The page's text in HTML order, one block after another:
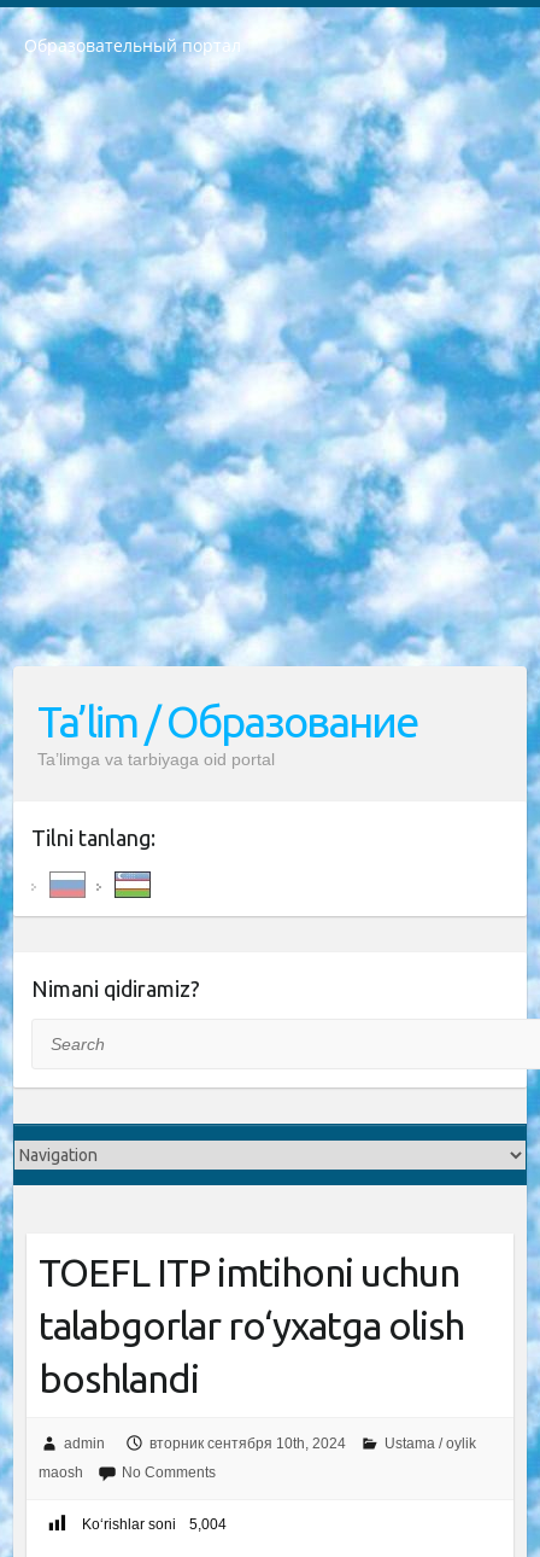
Образовательный портал
РЕСПУБЛИКА УЗБЕКИСТАН МИНИСТРЕРСТВО ДОШКОЛЬНОГО И ШКОЛЬНОГО ОБРАЗОВАНИЯ КОМАНДА в общеобразовательных учреждениях в 2023-2024 учебном году организация и проведение итоговой государственной аттестации обучающихся о Министра дошкольного и школьного образования Республики Узбекистан от 4 марта 2008 года (постановлением Минюста от 20 марта 2008 года № 1778 государственной регистрации) «Итоговое состояние учащихся общего среднего образования на основании положения об утверждении положения об аттестации общего среднего образования выпускной экзамен студентов в образовательных учреждениях в 2023-2024 учебном году В целях организации и прохождения аттестации приказываю: 1. Следующее: перечень предметов, по которым будет проводиться итоговая государственная аттестация и экзамен формы перевода согласно приложению 1; сертификаты международного образца, оценивающие уровень владения иностранными языками перечень согласно приложению 2; 2. Педагогический при специализированных образовательных учреждениях. научно-практический центр квалификации и международной оценки (Д.Давидова) 2024 г. До 25 марта: задания по предметам, по которым будет проводиться итоговая аттестация разработка и утверждение технических условий; итоговая аттестация на основании разработанного предметного задания разработка вопросов по предметам (устно и письменно), экзамен передача; общеобразовательные средние школы и специальные учебные заведения учащиеся выпускных классов школ и интернатов в агентской системе подготовка базы данных экзаменационных материалов и критериев оценки; перевод базы экзаменационных материалов на все языки обучения подать в Республиканский образовательный центр для изготовления; варианты экзаменов на основе разработанных контрольных материалов пусть будут поставлены задачи формирования. 3. Республиканский образовательный центр (Ш.Худайкулов) до 5 апреля 2024 года. до: база данных предоставленных экзаменационных материалов на все языки обучения перевод и экспертиза; для слепых, слабовидящих, глухих, слабослышащих и умственно отсталых детей учащиеся выпускных классов специализированных школ и школ-интернатов база данных экзаменационных материалов на всех преподаваемых языках подготовка критериев оценки; специализированные школы для умственно отсталых детей и технологии для учащихся выпускных классов школ-интернатов разработка соответствующих рекомендаций и критериев проведения ЕГЭ по естествознанию давать задания. 4. Педагогический при специализированных образовательных учреждениях. Научно-практический центр навыков и международной оценки (Д.Давидова), Республика образовательный центр (Худайкулов Ш.) итоговый государственный аттестационный экзамен ориентирован на творческое и логическое мышление при подготовке базы материалов учитывать введение заданий. 5. Следует отметить, что: сертификат государственного образца о знании общеобразовательного предмета и как минимум национальный уровень B1 по предметам на иностранных языках, указанным в Приложении 2. или международно признанный сертификат эквивалентного уровня студенты, изучающие определенный предмет, освобождаются от экзамена; по соответствующим предметам запланирована итоговая государственная аттестация за день до дня, путем жеребьевки Рабочей группой (в письменной форме по предметам, проводимым в форме) из числа сформированных вариантов выбрано 2 варианта; 2 выбранных варианта экзамена анонсированы на официальном сайте министерства и все выпускники по всей стране на основе этих вариантов проводит итоговую государственную аттестацию. 6. Государственное образование учащихся средних общеобразовательных учреждений. знания в соответствии с квалификационными требованиями, которые необходимо приобрести на основании стандартов итоговый (выпускной) контроль для 9 и 11 классов в целях тестирования Экзамены (далее – экзамены) состоят из предметов, перечисленных в приложении 1. будет сделано. 7. Экзамены пройдут с 26 мая по 15 июня 2024 г. (кроме науки физического воспитания). 8. Физическая для учащихся 9 классов общесредних образовательных учреждений. Экзамены по предмету «Образование, квалификация медицина» 1-6 мая 2024 года. сотрудники перевести под присмотр (с отклонениями в физическом или умственном развитии) специализированная школа для детей, школы-интернаты и со сколиозом школы-интернаты санаторного типа для больных детей исключены). 9. Он был слепым, слабовидящим и имел нарушения опорно-двигательного аппарата. экзамены в специализированных школах и интернатах для детей должны проводиться исходя из требований, предъявляемых к общеобразовательным учреждениям (физкультура кроме науки). 10. Специализированная школа для глухих и слабослышащих детей. и экзамены в интернатах и быть реализован в виде письменного теста по математике. 11. Специальность для умственно отсталых детей. Для 9 класса Родной язык и литературное письмо Государственный язык (язык обучения – узбекский). для неклассов) написано Математическое письмо Письменная/устная история Узбекистана Физическое воспитание практично Итоговый контроль Для 11 класса Написание родного языка и литературы (эссе) Математическое письмо Узбекский язык (обучение на узбекском языке) не посещающее общее среднее образование для учреждений)/Образовательное учреждение выбор письменный и устный Иностранный язык письменный/устный Письменная/устная история Узбекистана *По выбору студента:  Химия  Физика  Основы государственного права  География 10 бесплатных образовательных ресурсов - Мы составили подборку онлайн-проектов с интерактивными упражнениями, видеолекциями и статьями. Они помогут вам обрести новые и освежить старые знания бесплатно. 1. «ИНТУИТ» Старейшая образовательная площадка Рунета. Здесь вы найдёте сотни текстовых и видеокурсов на десятки различных тем — от программирования до психологии. Многие курсы подготовлены российскими университетами и крупными международными компаниями вроде Intel и Microsoft. Самостоятельное обучение бесплатное, но желающие могут оплатить услуги персональных наставников. 2. «Смартия» знакомит с актуальными профессиями и подсказывает, как им обучаться. Выбрав заинтересовавшую вас специальность — SMM-специалист, фотограф, веб-дизайнер или другую, — увидите список необходимых для неё умений. Чтобы вы могли освоить их самостоятельно, для каждого умения площадка отображает подборку ссылок на учебные материалы. Хотя «Смартия» ориентируется на русскоязычную аудиторию, часть контента всё же доступна только на английском. 3. «Лекторий Физтеха» Проект Московского физико-технического института (Физтеха). С его помощью вы можете смотреть онлайн серии лекций, записанные на видео в этом вузе. В числе доступных предметов — физика, биология, химия, информационные технологии и другие. К некоторым лекциям администрация ресурса прилагает готовые конспекты, которые можно скачивать в PDF-формате. 4. ITMOcourses Онлайн-площадка Санкт-Петербургского национального исследовательского университета информационных технологий, механики и оптики (ИТМО). Ресурс предоставляет свободный доступ к курсам, разработанным в этом вузе. Каталог материалов разбит на четыре категории: «Оптические системы и технологии», «Приборостроение и робототехника», «Информационные технологии» и «Биотехнологии». Курсы состоят из видеолекций, интерактивных демонстраций и заданий. 5. «КиберЛенинка» Электронная научная библиотека открытого доступа. Каталог площадки регулярно обрастает текстами статей из различных научных изданий. Сгруппированные по журналам и рубрикам публикации можно читать онлайн или скачивать целиком в PDF-формате. Проект нацелен на популяризацию науки за счёт открытого доступа к качественной информации. 6. «ПостНаука» На этом ресурсе публикуют подборки видеолекций, составленные экспертами из разных отраслей и объединённые общими темами. Среди них, к примеру, есть серии «Биоинформатика и геномика», «Культура средневековой Скандинавии» и Cinema Studies о теории кино. Каждая подборка лекций — логически связанная история, рассказанная экспертом от первого лица. Кроме того, на сайте появляются научно-образовательные статьи и тесты на разные темы. 7. «Newочём» Команда проекта «Newочём» отбирает самые интересные тексты из англоязычных СМИ и переводит те из них, за которые голосуют участники сообщества «ВКонтакте». По большей части это научно-популярные статьи. Редакторы придумывают лишь заголовки, в остальном содержание переводов соответствует оригиналам. Полные тексты можно читать прямо в социальной сети. 8. InternetUrok Онлайн-база материалов по основным дисциплинам школьной программы. Информация на сайте структурирована по классам, предметам и темам (урокам). Каждый урок состоит из видеолекций и конспектов. Есть также интерактивные тренажёры и тесты для закрепления пройденного материала. Даже если вы давно окончили школу, возможность повторить программу старших классов всегда может пригодиться. 9. Edutainme Ещё один ресурс об образовании. В отличие от Newtonew, как мне кажется, Edutainme больше ориентируется на представителей индустрии: педагогов, предпринимателей, разработчиков образовательных проектов. Но и любой, кто просто стремится к саморазвитию, найдёт на сайте много полезного и интересного для себя. Например, информацию о новых курсах и образовательных сервисах. 10. Newtonew Онлайн-медиа об образовании и обучении в широком смысле. Авторы Newtonew пишут об инструментах, заведениях, тактиках и стратегиях, которые помогают учить других и получать новые знания самостоятельно. На этой площадке вы найдёте новости, обзоры, аналитические мат
Ta’lim / Образование
Ta’limga va tarbiyaga oid portal
Tilni tanlang:
Nimani qidiramiz?
TOEFL ITP imtihoni uchun
talabgorlar ro‘yxatga olish
boshlandi
admin вторник сентября 10th, 2024
Ustama / oylik
maosh
No Comments
Ko‘rishlar soni 5,004